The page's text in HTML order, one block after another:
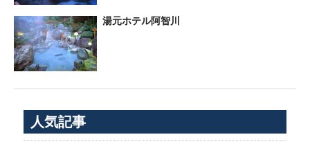
湯元ホテル阿智川
人気記事